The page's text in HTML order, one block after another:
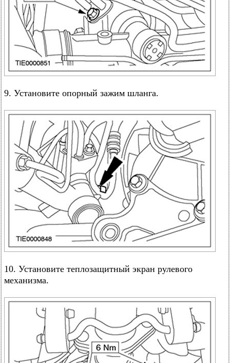
9. Установите опорный зажим шланга.
10. Установите теплозащитный экран рулевого
механизма.